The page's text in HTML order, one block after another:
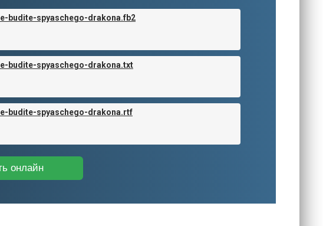
budite-spyaschego-drakona.fb2
budite-spyaschego-drakona.txt
budite-spyaschego-drakona.rtf
онлайн